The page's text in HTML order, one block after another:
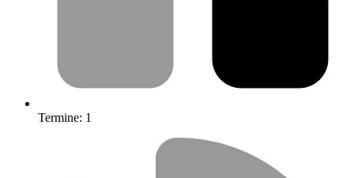
Termine: 1